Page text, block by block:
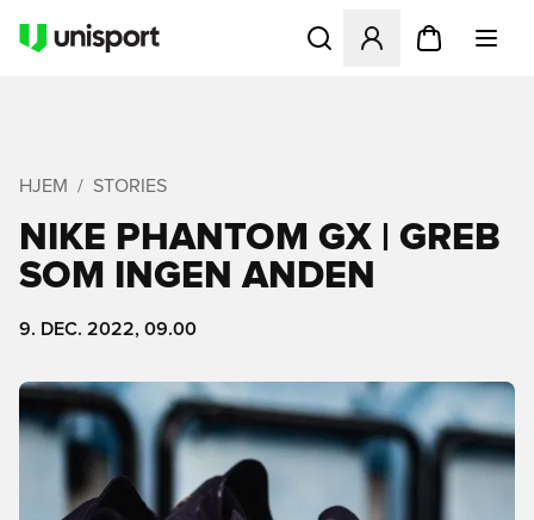
Åbner en Modal til at
HJEM STORIES
NIKE PHANTOM GX | GREB
SOM INGEN ANDEN
9. DEC. 2022, 09.00